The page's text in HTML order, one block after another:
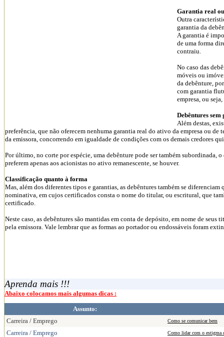
Garantia real
Outra
garantia da
A garantia é
de uma forma
contraiu.
No caso das
móveis ou
da debênture,
com garantia
empresa, ou
Debêntures
Além destas,
preferência, que não oferecem nenhuma garantia real do ativo da empresa ou
da emissora, concorrendo em igualdade de condições com os demais credores
Por último, no corte por espécie, uma debênture pode ser também subordinada,
preferem apenas aos acionistas no ativo remanescente, se houver.
Classificação quanto à forma
Mas, além dos diferentes tipos e garantias, as debêntures também se
nominativa, em cujos certificados consta o nome do titular, ou escritural, que
certificado.
Neste caso, as debêntures são mantidas em conta de depósito, em nome de
pela emissora. Vale lembrar que as formas ao portador ou endossáveis foram
Aprenda mais !!!
Abaixo colocamos mais algumas dicas :
Assunto:
Carreira / Emprego
Como se comunicar bem
Carreira / Emprego Como lidar com o estigma